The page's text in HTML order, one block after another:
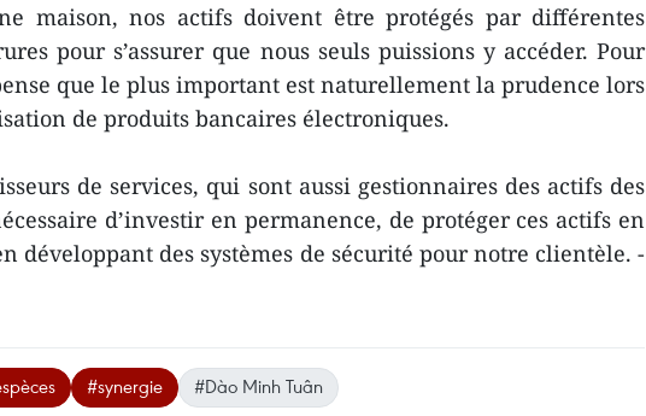
maison, nos actifs doivent être protégés par différentes
pour s’assurer que nous seuls puissions y accéder. Pour
que le plus important est naturellement la prudence lors
de produits bancaires électroniques.
de services, qui sont aussi gestionnaires des actifs des
d’investir en permanence, de protéger ces actifs en
développant des systèmes de sécurité pour notre clientèle. -
#synergie #Dào Minh Tuân